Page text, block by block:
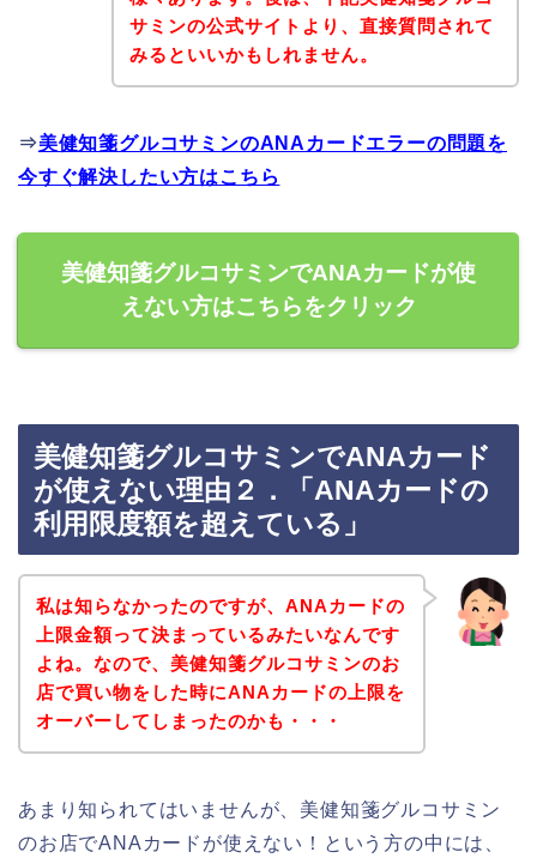
サミンの公式サイトより、直接質問されて
みるといいかもしれません。
⇒美健知箋グルコサミンのANAカードエラーの問題を
今すぐ解決したい方はこちら
美健知箋グルコサミンでANAカードが使
えない方はこちらをクリック
美健知箋グルコサミンでANAカード
が使えない理由２．「ANAカードの
利用限度額を超えている」
私は知らなかったのですが、ANAカードの
上限金額って決まっているみたいなんです
よね。なので、美健知箋グルコサミンのお
店で買い物をした時にANAカードの上限を
オーバーしてしまったのかも・・・
あまり知られてはいませんが、美健知箋グルコサミン
のお店でANAカードが使えない！という方の中には、